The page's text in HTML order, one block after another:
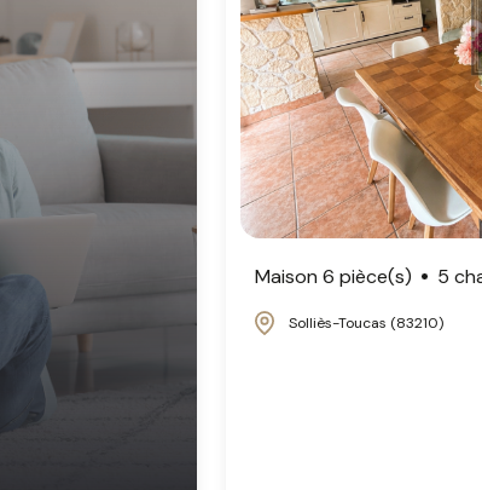
Maison 6 pièce(s) 5
Solliès-Toucas (83210)